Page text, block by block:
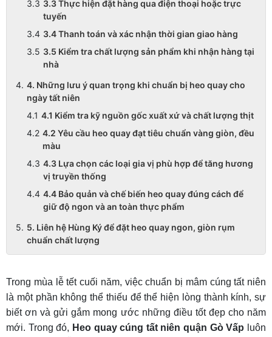
3.3 Thực hiện đặt hàng qua điện thoại hoặc trực
tuyến
3.4 Thanh toán và xác nhận thời gian giao hàng
3.5 Kiểm tra chất lượng sản phẩm khi nhận hàng tại
nhà
4. Những lưu ý quan trọng khi chuẩn bị heo quay cho
ngày tất niên
4.1 Kiểm tra kỹ nguồn gốc xuất xứ và chất lượng thịt
4.2 Yêu cầu heo quay đạt tiêu chuẩn vàng giòn, đều
màu
4.3 Lựa chọn các loại gia vị phù hợp để tăng hương
vị truyền thống
4.4 Bảo quản và chế biến heo quay đúng cách để
giữ độ ngon và an toàn thực phẩm
5. Liên hệ Hùng Ký để đặt heo quay ngon, giòn rụm
chuẩn chất lượng
Trong mùa lễ tết cuối năm, việc chuẩn bị mâm cúng tất niên
là một phần không thể thiếu để thể hiện lòng thành kính, sự
biết ơn và gửi gắm mong ước những điều tốt đẹp cho năm
mới. Trong đó, Heo quay cúng tất niên quận Gò Vấp luôn